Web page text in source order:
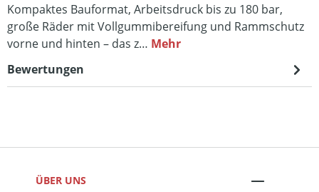
Kompaktes Bauformat, Arbeitsdruck bis zu 180 bar,
große Räder mit Vollgummibereifung und Rammschutz
vorne und hinten – das z… Mehr
Bewertungen
ÜBER UNS